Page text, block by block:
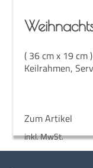
( 36 cm x 19 cm )
Keilrahmen,
Zum Artikel
inkl. MwSt.